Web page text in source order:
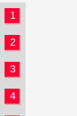
1
2
3
4